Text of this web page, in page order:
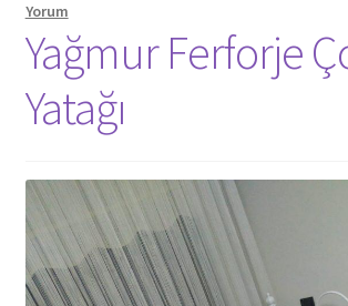
Yorum
Yağmur Ferforje
Yatağı